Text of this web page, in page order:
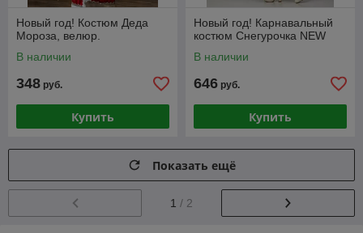
Новый год! Костюм Деда
Мороза, велюр.
В наличии
348 руб.
Купить
Новый год! Карнавальный
костюм Снегурочка NEW
В наличии
646 руб.
Купить
Показать ещё
1 / 2